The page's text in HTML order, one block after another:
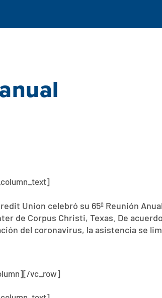
Union celebró su 65ª Reunión
de Corpus Christi, Texas. De
del coronavirus, la asistencia se
vc_row]